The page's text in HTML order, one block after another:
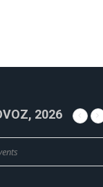
2026